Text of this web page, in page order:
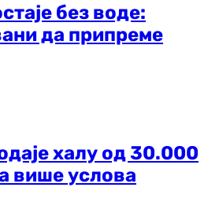
без воде:
да припреме
халу од 30.000
више услова